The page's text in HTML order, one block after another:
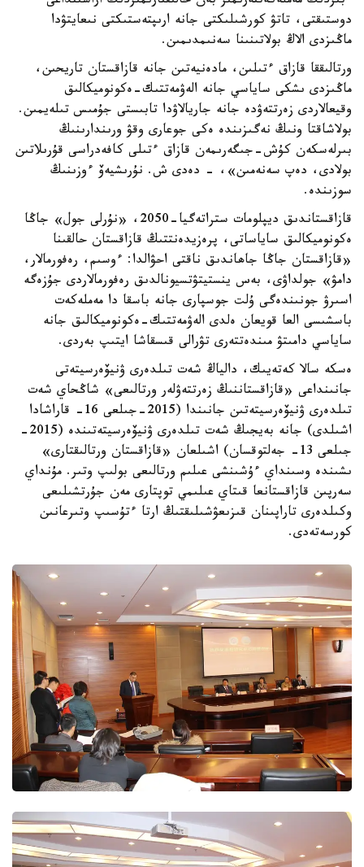
دوستىقتى، تاتۋ كورشىلىكتى جانە ارىپتەستىكتى نىعايتۋدا
ماڭىزدى الاڭ بولاتىنىنا سەنىمدىمىن.
ورتالىققا قازاق ءتىلىن، مادەنيەتىن جانە قازاقستان تاريحىن،
ماڭىزدى ىشكى ساياسي جانە الەۋمەتتىك-ەكونوميكالىق
وقيعالاردى زەرتتەۋدە جانە جاريالاۋدا تابىستى جۇمىس تىلەيمىن.
بولاشاقتا ونىڭ نەگىزىندە ەكى جوعارى وقۋ ورىندارىنىڭ
بىرلەسكەن كۇش-جىگەرىمەن قازاق ءتىلى كافەدراسى قۇرىلاتىن
بولادى، دەپ سەنەمىن»، - دەدى ش. نۇرىشيەۆ ءوزىنىڭ
سوزىندە.
قازاقستاندىق ديپلومات ستراتەگيا-2050، «نۇرلى جول» جاڭا
ەكونوميكالىق ساياساتى، پرەزيدەنتتىڭ قازاقستان حالقىنا
«قازاقستان جاڭا جاھاندىق ناقتى احۋالدا: ءوسىم، رەفورمالار،
دامۋ» جولداۋى، بەس ينستيتۋتسيونالدىق رەفورمالاردى جۇزەگە
اسىرۋ جونىندەگى ۇلت جوسپارى جانە باسقا دا مەملەكەت
باسشىسى العا قويعان ەلدى الەۋمەتتىك-ەكونوميكالىق جانە
ساياسي دامىتۋ مىندەتتەرى تۋرالى قىسقاشا ايتىپ بەردى.
ەسكە سالا كەتەيىك، دالياڭ شەت تىلدەرى ۋنيۆەرسيتەتى
جانىنداعى «قازاقستاننىڭ زەرتتەۋلەر ورتالىعى» شاڭحاي شەت
تىلدەرى ۋنيۆەرسيتەتىن جانىندا (2015-جىلعى 16- قاراشادا
اشىلدى) جانە بەيجىڭ شەت تىلدەرى ۋنيۆەرسيتەتىندە (2015-
جىلعى 13- جەلتوقسان) اشىلعان «قازاقستان ورتالىقتارى»
ىشىندە وسىنداي ءۇشىنشى عىلىم ورتالىعى بولىپ وتىر. مۇنداي
سەرپىن قازاقستانعا قىتاي عىلىمي توپتارى مەن جۇرتشىلىعى
وكىلدەرى تاراپىنان قىزىعۋشىلىقتىڭ ارتا ءتۇسىپ وتىرعانىن
كورسەتەدى.